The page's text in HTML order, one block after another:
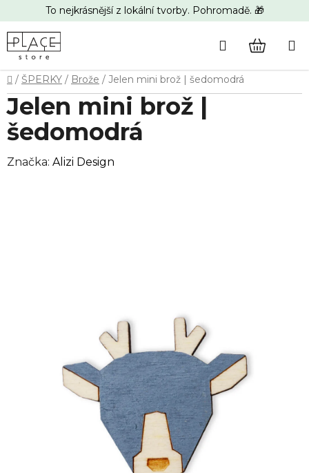
na
obsah
To nejkrásnější z lokální tvorby. Pohromadě. 🎁
Hledat
Domů
/ ŠPERKY / Brože / Jelen mini brož | šedomodrá
Jelen mini brož |
šedomodrá
Značka: Alizi Design